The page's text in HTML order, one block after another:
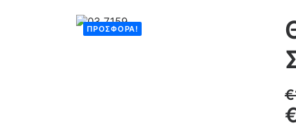
ΠΡΟΣΦΟΡΆ!
€